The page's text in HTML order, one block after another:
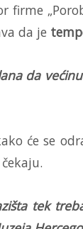
firme
da je
da
će se
tek